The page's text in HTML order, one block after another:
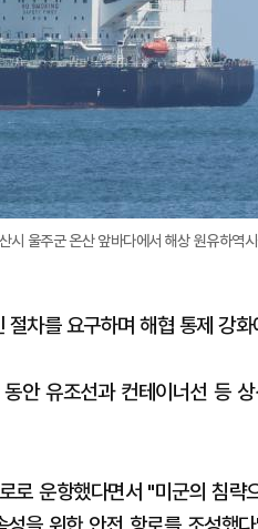
울주군 온산 앞바다에서 해상 원유하역
차를 요구하며 해협 통제 강
안 유조선과 컨테이너선 등
로 운항했다면서 "미군의 침략